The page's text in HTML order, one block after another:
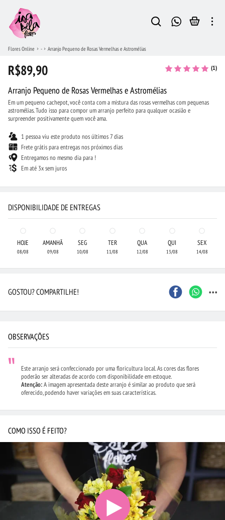
Flores Online - Arranjo Pequeno de Rosas Vermelhas e Astromélias
R$89,90 (1)
Arranjo Pequeno de Rosas Vermelhas e Astromélias
Em um pequeno cachepot, você conta com a mistura das rosas vermelhas com pequenas
astromélias. Tudo isso para compor um arranjo perfeito para qualquer ocasião e
surpreender positivamente quem você ama.
1 pessoa viu este produto nos últimos 7 dias
Frete grátis para entregas nos próximos dias
Entregamos no mesmo dia para !
Em até 3x sem juros
DISPONIBILIDADE DE ENTREGAS
HOJE
08/08
AMANHÃ
09/08
SEG
10/08
TER
11/08
QUA
12/08
QUI
13/08
SEX
14/08
GOSTOU? COMPARTILHE! ...
OBSERVAÇÕES
Este arranjo será confeccionado por uma floricultura local. As cores das flores
poderão ser alteradas de acordo com disponibilidade em estoque.
Atenção:A imagem apresentada deste arranjo é similar ao produto que será
oferecido, podendo haver variações em suas características.
COMO ISSO É FEITO?